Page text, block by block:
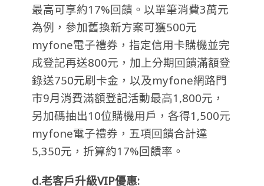
最高可享約17%回饋。以單筆消費3萬元
為例，參加舊換新方案可獲500元
myfone電子禮券，指定信用卡購機並完
成登記再送800元，加上分期回饋滿額登
錄送750元刷卡金，以及myfone網路門
市9月消費滿額登記活動最高1,800元，
另加碼抽出10位購機用戶，各得1,500元
myfone電子禮券，五項回饋合計達
5,350元，折算約17%回饋率。
d.老客戶升級VIP優惠: